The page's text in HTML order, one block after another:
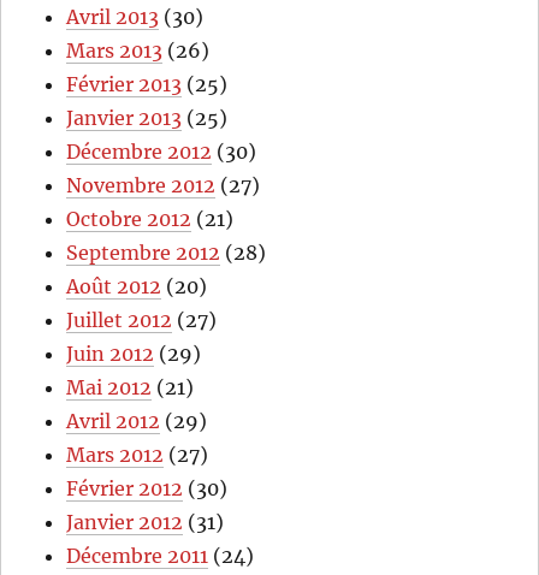
Avril 2013 (30)
Mars 2013 (26)
Février 2013 (25)
Janvier 2013 (25)
Décembre 2012 (30)
Novembre 2012 (27)
Octobre 2012 (21)
Septembre 2012 (28)
Août 2012 (20)
Juillet 2012 (27)
Juin 2012 (29)
Mai 2012 (21)
Avril 2012 (29)
Mars 2012 (27)
Février 2012 (30)
Janvier 2012 (31)
Décembre 2011 (24)